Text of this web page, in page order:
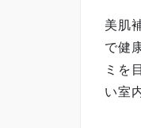
美肌
で健
ミを
い室